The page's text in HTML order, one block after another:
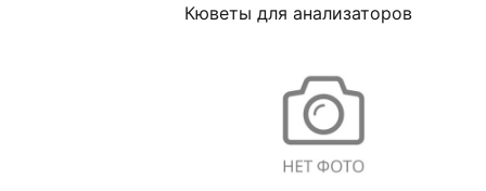
Кюветы для анализаторов